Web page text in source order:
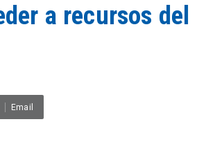
a recursos del
Email